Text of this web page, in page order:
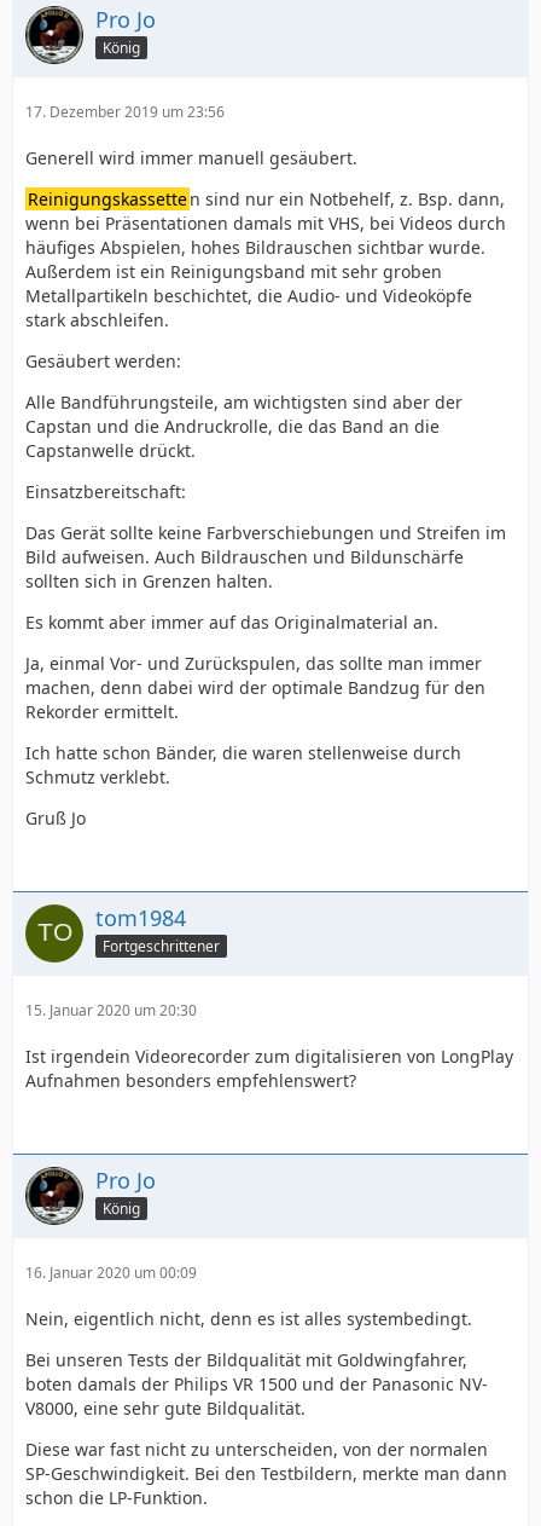
Pro Jo
König
17. Dezember 2019 um 23:56
Generell wird immer manuell gesäubert.
Reinigungskassetten sind nur ein Notbehelf, z. Bsp. dann,
wenn bei Präsentationen damals mit VHS, bei Videos durch
häufiges Abspielen, hohes Bildrauschen sichtbar wurde.
Außerdem ist ein Reinigungsband mit sehr groben
Metallpartikeln beschichtet, die Audio- und Videoköpfe
stark abschleifen.
Gesäubert werden:
Alle Bandführungsteile, am wichtigsten sind aber der
Capstan und die Andruckrolle, die das Band an die
Capstanwelle drückt.
Einsatzbereitschaft:
Das Gerät sollte keine Farbverschiebungen und Streifen im
Bild aufweisen. Auch Bildrauschen und Bildunschärfe
sollten sich in Grenzen halten.
Es kommt aber immer auf das Originalmaterial an.
Ja, einmal Vor- und Zurückspulen, das sollte man immer
machen, denn dabei wird der optimale Bandzug für den
Rekorder ermittelt.
Ich hatte schon Bänder, die waren stellenweise durch
Schmutz verklebt.
Gruß Jo
tom1984
Fortgeschrittener
15. Januar 2020 um 20:30
Ist irgendein Videorecorder zum digitalisieren von LongPlay
Aufnahmen besonders empfehlenswert?
Pro Jo
König
16. Januar 2020 um 00:09
Nein, eigentlich nicht, denn es ist alles systembedingt.
Bei unseren Tests der Bildqualität mit Goldwingfahrer,
boten damals der Philips VR 1500 und der Panasonic NV-
V8000, eine sehr gute Bildqualität.
Diese war fast nicht zu unterscheiden, von der normalen
SP-Geschwindigkeit. Bei den Testbildern, merkte man dann
schon die LP-Funktion.